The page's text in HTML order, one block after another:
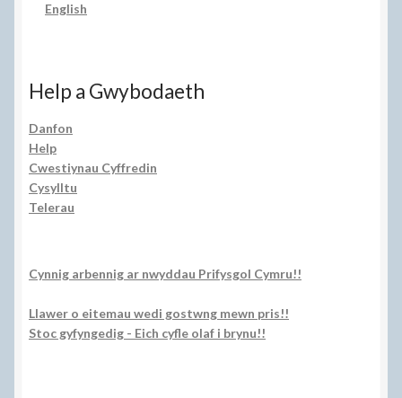
English
Help a Gwybodaeth
Danfon
Help
Cwestiynau Cyffredin
Cysylltu
Telerau
Cynnig arbennig ar nwyddau Prifysgol Cymru!!
Llawer o eitemau wedi gostwng mewn pris!!
Stoc gyfyngedig - Eich cyfle olaf i brynu!!